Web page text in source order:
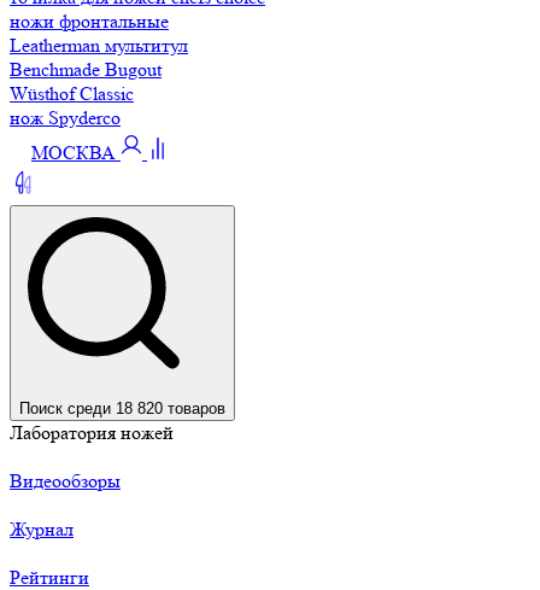
ножи фронтальные
Leatherman мультитул
Benchmade Bugout
Wüsthof Classic
нож Spyderco
МОСКВА
Поиск среди 18 820 товаров
Лаборатория ножей
Видеообзоры
Журнал
Рейтинги